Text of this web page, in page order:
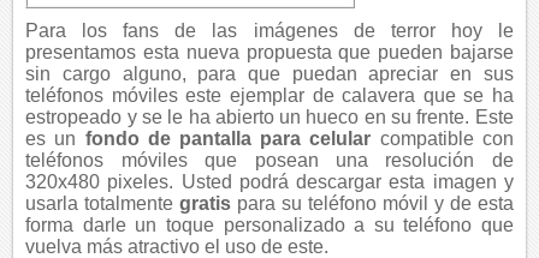
Para los fans de las imágenes de terror hoy le
presentamos esta nueva propuesta que pueden bajarse
sin cargo alguno, para que puedan apreciar en sus
teléfonos móviles este ejemplar de calavera que se ha
estropeado y se le ha abierto un hueco en su frente. Este
es un fondo de pantalla para celular compatible con
teléfonos móviles que posean una resolución de
320x480 pixeles. Usted podrá descargar esta imagen y
usarla totalmentegratis para su teléfono móvil y de esta
forma darle un toque personalizado a su teléfono que
vuelva más atractivo el uso de este.